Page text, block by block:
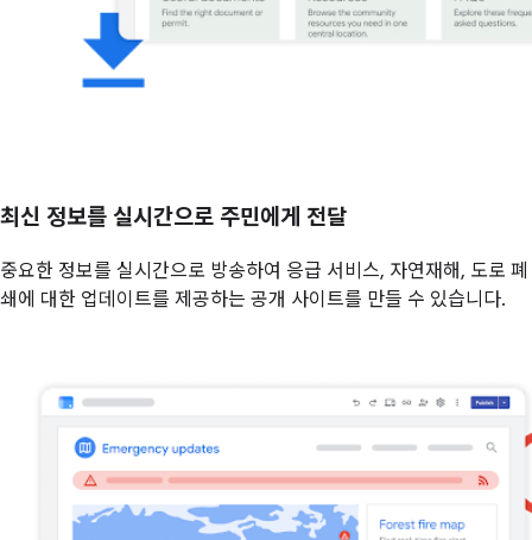
최신 정보를 실시간으로 주민에게 전달
중요한 정보를 실시간으로 방송하여 응급 서비스, 자연재해, 도로 폐
쇄에 대한 업데이트를 제공하는 공개 사이트를 만들 수 있습니다.